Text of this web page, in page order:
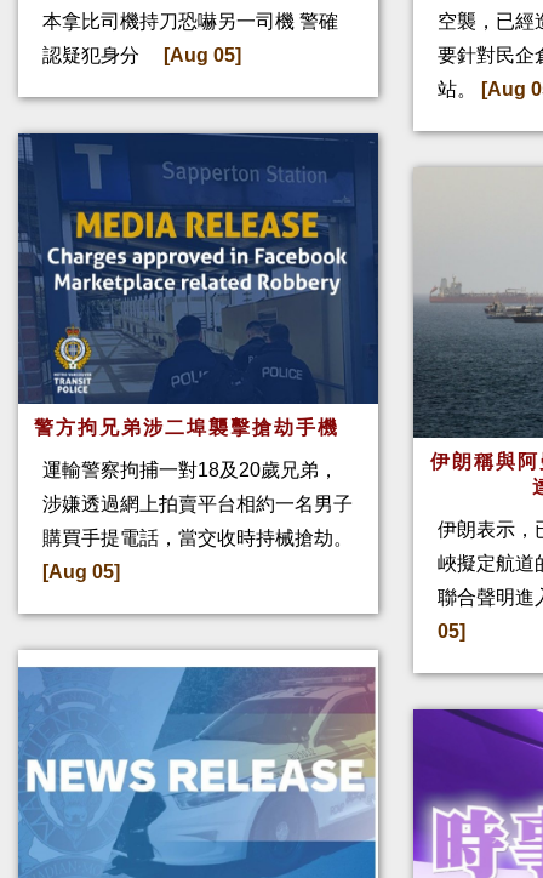
本拿比司機持刀恐嚇另一司機 警確
認疑犯身分
[Aug 05]
警方拘兄弟涉二埠襲擊搶劫手機
運輸警察拘捕一對18及20歲兄弟，
涉嫌透過網上拍賣平台相約一名男子
購買手提電話，當交收時持械搶劫。
[Aug 05]
空襲，已經
要針對民企
站。
[Aug
伊朗稱與
伊朗表示，
峽擬定航道
聯合聲明進
05]